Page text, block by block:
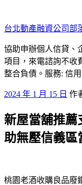
至
主
要
內
容
台北動產融資公司部
協助申辦個人信貸、
項目，來電諮詢不收
整合負債。服務: 信
發
於
2024 年 1 月 15 日 作
新屋當舖推薦
助無壓信義區
桃園老酒收購良品廢